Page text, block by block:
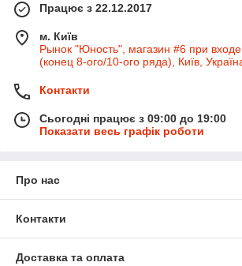
Працює з 22.12.2017
м. Київ
Рынок "Юность", магазин #6 при
(конец 8-ого/10-ого ряда), Київ,
Контакти
Сьогодні працює з 09:00 до 19:00
Показати весь графік роботи
Про нас
Контакти
Доставка та оплата